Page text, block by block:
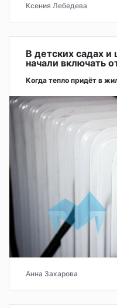
Ксения Лебедева
В детских садах и
начали включать
Когда тепло придёт в
Анна Захарова